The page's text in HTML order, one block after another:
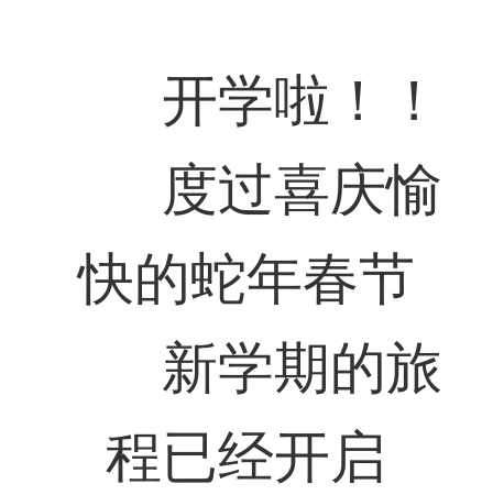
开学啦！！
度过喜庆愉
快的蛇年春节
新学期的旅
程已经开启